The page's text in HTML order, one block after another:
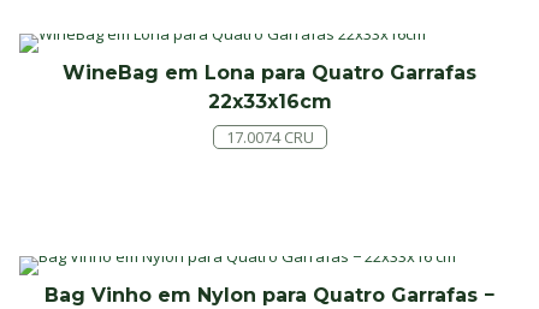
WineBag em Lona para Quatro Garrafas
22x33x16cm
17.0074 CRU
Bag Vinho em Nylon para Quatro Garrafas −